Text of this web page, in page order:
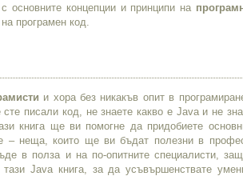
основните концепции и принципи на
програмен код.
и хора без никакъв опит в
сте писали код, не знаете какво е Java и не
книга ще ви помогне да придобиете
– неща, които ще ви бъдат полезни в
в полза и на по-опитните специалисти,
Java книга, за да усъвършенствате